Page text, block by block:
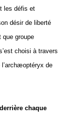
les défis et
désir de liberté
que groupe
choisi à travers
de
chaque